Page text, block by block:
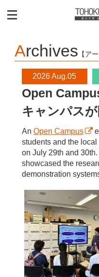
Archives 【ア
2026 Aug.05
Open
キャンパス
An Open Campus
students and the
on July 29th and
showcased the
demonstration